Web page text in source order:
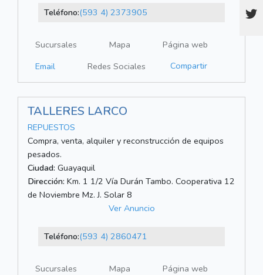
Teléfono:(593 4) 2373905
Sucursales Mapa
Página web
Email
Redes Sociales Compartir
TALLERES LARCO
REPUESTOS
Compra, venta, alquiler y reconstrucción de equipos
pesados.
Ciudad: Guayaquil
Dirección: Km. 1 1/2 Vía Durán Tambo. Cooperativa 12
de Noviembre Mz. J. Solar 8
Ver Anuncio
Teléfono:(593 4) 2860471
Sucursales Mapa
Página web